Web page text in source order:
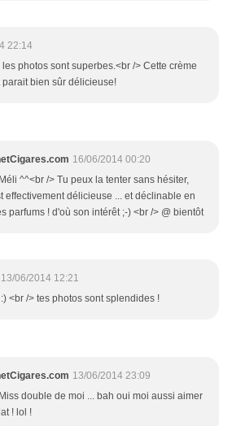
22:14
photos sont superbes.<br /> Cette crème
bien sûr délicieuse!
16/06/2014 00:20
^^<br /> Tu peux la tenter sans hésiter,
effectivement délicieuse ... et déclinable en
parfums ! d'où son intérêt ;-) <br /> @ bientôt
13/06/2014 12:21
<br /> tes photos sont splendides !
13/06/2014 23:09
double de moi ... bah oui moi aussi aimer
! lol !